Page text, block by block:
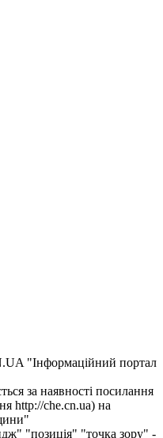
"Інформаційний портал
за наявності посилання
http://che.cn.ua) на
"позиція" "точка зору" -